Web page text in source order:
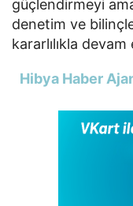
güçlendirmeyi
denetim ve
kararlılıkla
Hibya Haber